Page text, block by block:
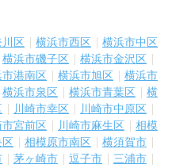
川区 横浜市西区
横浜市中区
横浜市磯子区
横浜市金沢区
市港南区 横浜市旭区
横浜市
横浜市泉区 横浜市青葉区
横
川崎市幸区
川崎市中原区
市宮前区 川崎市麻生区
相模
区 相模原市南区
横須賀市
茅ヶ崎市 逗子市
三浦市